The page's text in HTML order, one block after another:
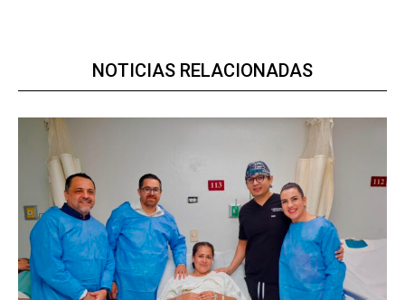
NOTICIAS RELACIONADAS